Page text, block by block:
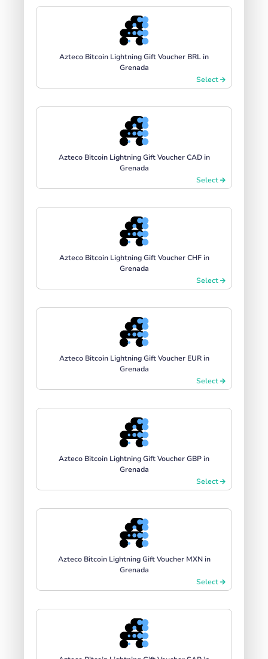
Azteco Bitcoin Lightning Gift Voucher BRL in
Grenada
Select
Azteco Bitcoin Lightning Gift Voucher CAD in
Grenada
Select
Azteco Bitcoin Lightning Gift Voucher CHF in
Grenada
Select
Azteco Bitcoin Lightning Gift Voucher EUR in
Grenada
Select
Azteco Bitcoin Lightning Gift Voucher GBP in
Grenada
Select
Azteco Bitcoin Lightning Gift Voucher MXN in
Grenada
Select